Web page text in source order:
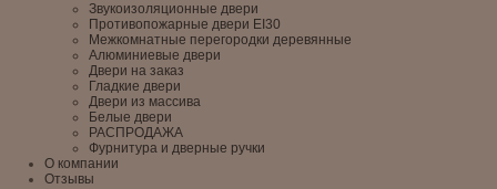
Звукоизоляционные двери
Противопожарные двери EI30
Межкомнатные перегородки деревянные
Алюминиевые двери
Двери на заказ
Гладкие двери
Двери из массива
Белые двери
РАСПРОДАЖА
Фурнитура и дверные ручки
О компании
Отзывы